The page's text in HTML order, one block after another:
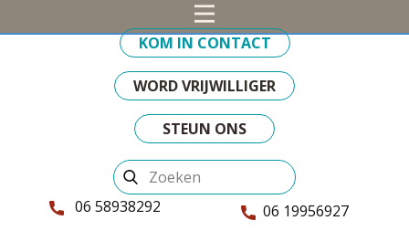
06 19956927
06 58938292
STEUN ONS
WORD VRIJWILLIGER
KOM IN CONTACT